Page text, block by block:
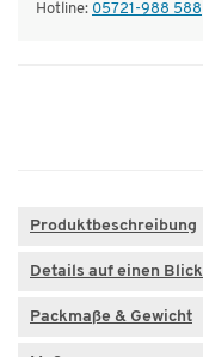
Hotline: 05721-988 588
Produktbeschreibung
Details auf einen Blick
Packmaße & Gewicht